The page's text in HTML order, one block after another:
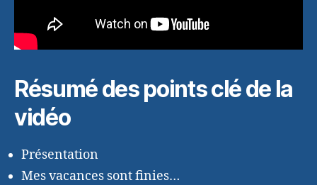
Résumé des points clé de la
vidéo
Présentation
Mes vacances sont finies…